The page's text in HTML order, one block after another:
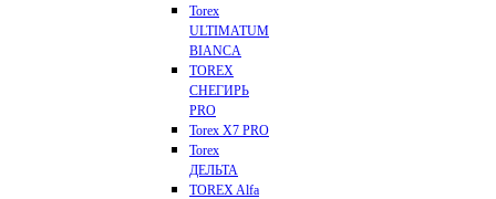
Torex
ULTIMATUM
BIANCA
TOREX
СНЕГИРЬ
PRO
Torex X7 PRO
Torex
ДЕЛЬТА
TOREX Alfa